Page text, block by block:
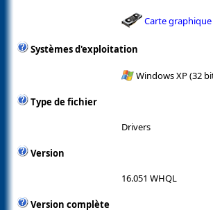
Carte graphique
Systèmes d'exploitation
Windows XP (32
Type de fichier
Drivers
Version
16.051 WHQL
Version complète